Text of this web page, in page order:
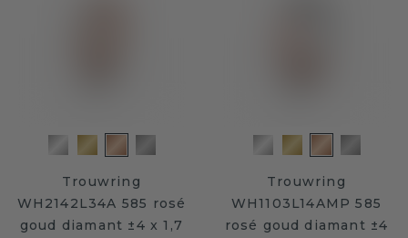
Trouwring
WH2142L34A 585 rosé
goud diamant ±4 x 1,7
Trouwring
WH1103L14AMP 585
rosé goud diamant ±4